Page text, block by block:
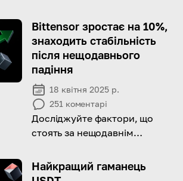
Bittensor зростає на 10%,
знаходить стабільність
після нещодавнього
падіння
18 квітня 2025 р.
251 коментарі
Досліджуйте фактори, що
стоять за нещодавнім
потенціалом для подальшого
зростання.
Найкращий гаманець